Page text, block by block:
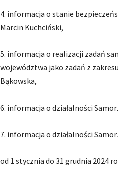
4. informacja o stanie
Marcin Kuchciński,
5. informacja o realizacji zadań
województwa jako zadań z
Bąkowska,
6. informacja o działalności
7. informacja o działalności
od 1 stycznia do 31 grudnia 2024